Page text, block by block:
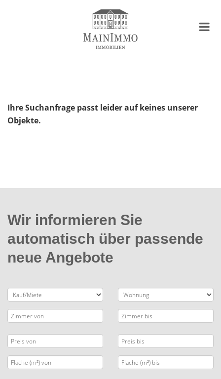
Ihre Suchanfrage passt leider auf keines unserer
Objekte.
Wir informieren Sie
automatisch über passende
neue Angebote